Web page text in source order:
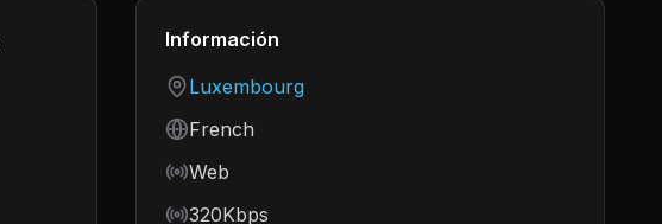
Información
Country
Luxembourg
Language
French
Frequency
Web
Bitrate
320Kbps